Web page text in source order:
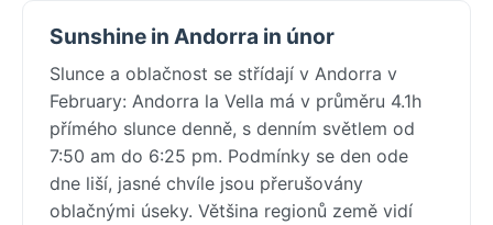
Sunshine in Andorra in únor
Slunce a oblačnost se střídají v Andorra v
February: Andorra la Vella má v průměru 4.1h
přímého slunce denně, s denním světlem od
7:50 am do 6:25 pm. Podmínky se den ode
dne liší, jasné chvíle jsou přerušovány
oblačnými úseky. Většina regionů země vidí